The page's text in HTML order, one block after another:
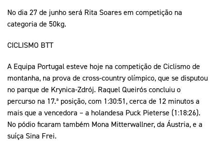
No dia 27 de junho será Rita Soares em competição na
categoria de 50kg.
CICLISMO BTT
A Equipa Portugal esteve hoje na competição de Ciclismo de
montanha, na prova de cross-country olímpico, que se disputou
no parque de Krynica-Zdrój. Raquel Queirós concluiu o
percurso na 17.ª posição, com 1:30:51, cerca de 12 minutos a
mais que a vencedora – a holandesa Puck Pieterse (1:18:26).
No pódio ficaram também Mona Mitterwallner, da Áustria, e a
suíça Sina Frei.